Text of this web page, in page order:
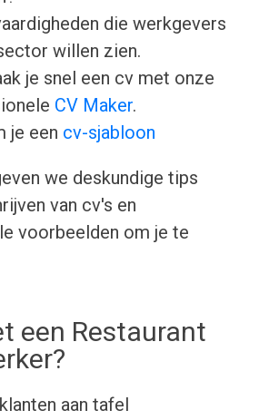
die werkgevers
willen zien.
je snel een cv met onze
CV Maker.
je een cv-sjabloon
we deskundige tips
van cv's en
voorbeelden om je te
een Restaurant
aan tafel